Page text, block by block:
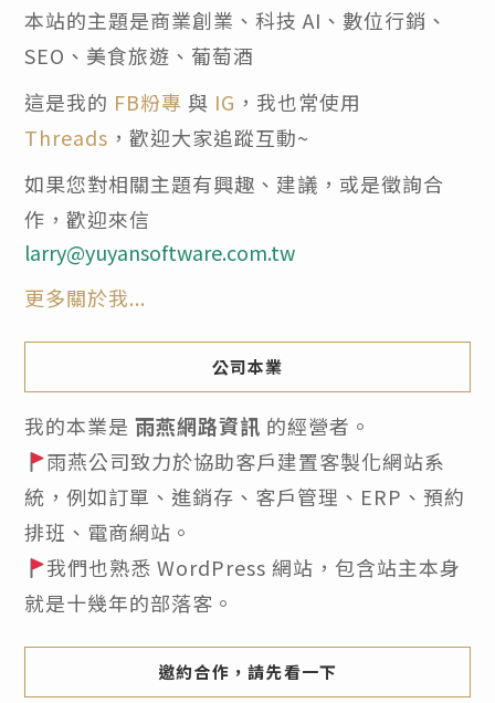
本站的主題是商業創業、科技 AI、數位行銷、
SEO、美食旅遊、葡萄酒
這是我的 FB粉專 與 IG ，我也常使用
Threads ，歡迎大家追蹤互動~
如果您對相關主題有興趣、建議，或是徵詢合
作，歡迎來信
larry@yuyansoftware.com.tw
更多關於我...
公司本業
我的本業是 雨燕網路資訊 的經營者。
雨燕公司致力於協助客戶建置客製化網站系
統，例如訂單、進銷存、客戶管理、ERP、預約
排班、電商網站。
我們也熟悉 WordPress 網站，包含站主本身
就是十幾年的部落客。
邀約合作，請先看一下